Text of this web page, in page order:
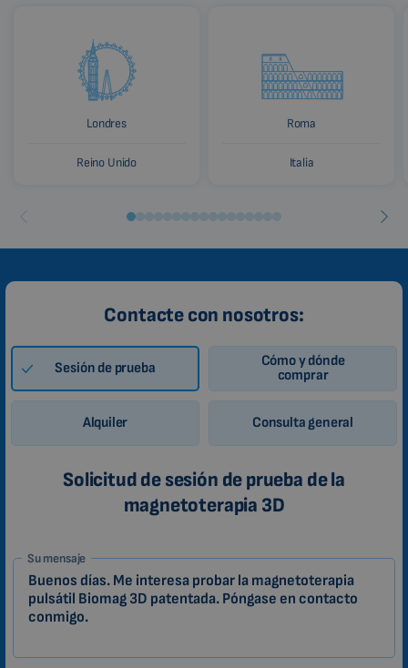
Londres
Reino Unido
Roma
Italia
Contacte con nosotros:
Sesión de prueba
Cómo y dónde
comprar
Alquiler Consulta general
Solicitud de sesión de prueba de la
magnetoterapia 3D
1-
ES
Zákazník
Su mensaje